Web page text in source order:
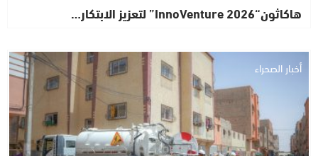
هاكاثون“InnoVenture 2026” لتعزيز الابتكار…
أخبار الصحراء